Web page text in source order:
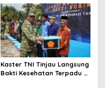
Pekanbaru, Kodam XIX
Tuanku Tambusai Kawal
Kunjungan ke Dua Yonif
Teritorial Pembangunan
Kaster TNI Tinjau Langsung
Bakti Kesehatan Terpadu di